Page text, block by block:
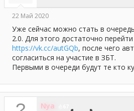
ы
л
а
22 Май 2020
Уже сейчас можно стать в
2.0. Для этого достаточно
https://vk.cc/autGQb, после чего
согласиться на участие в ЗБТ.
Первыми в очереди будут те кто
Nya